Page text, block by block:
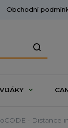
Obchodní
- Distance